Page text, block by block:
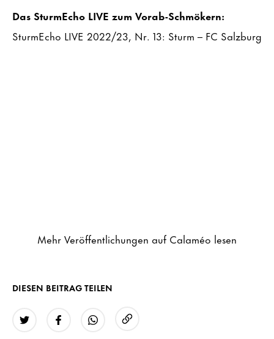
Das SturmEcho LIVE zum Vorab-Schmökern:
SturmEcho LIVE 2022/23, Nr. 13: Sturm – FC Salzburg
Mehr Veröffentlichungen auf Calaméo lesen
DIESEN BEITRAG TEILEN